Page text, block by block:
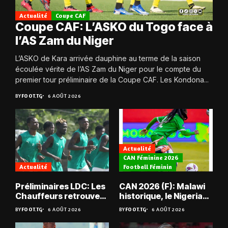
Actualité Coupe CAF
Coupe CAF: L’ASKO du Togo face à
l’AS Zam du Niger
L’ASKO de Kara arrivée dauphine au terme de la saison
écoulée vérite de l’AS Zam du Niger pour le compte du
premier tour préliminaire de la Coupe CAF. Les Kondona...
BYFOOT.TG 6 AOÛT 2026
Actualité
Préliminaires LDC: Les
Chauffeurs retrouvent
les Mimos
BYFOOT.TG 6 AOÛT 2026
Actualité
CAN Féminine 2026
Football Féminin
CAN 2026 (F): Malawi
historique, le Nigeria
sauvé, la Zambie
éliminée
BYFOOT.TG 6 AOÛT 2026